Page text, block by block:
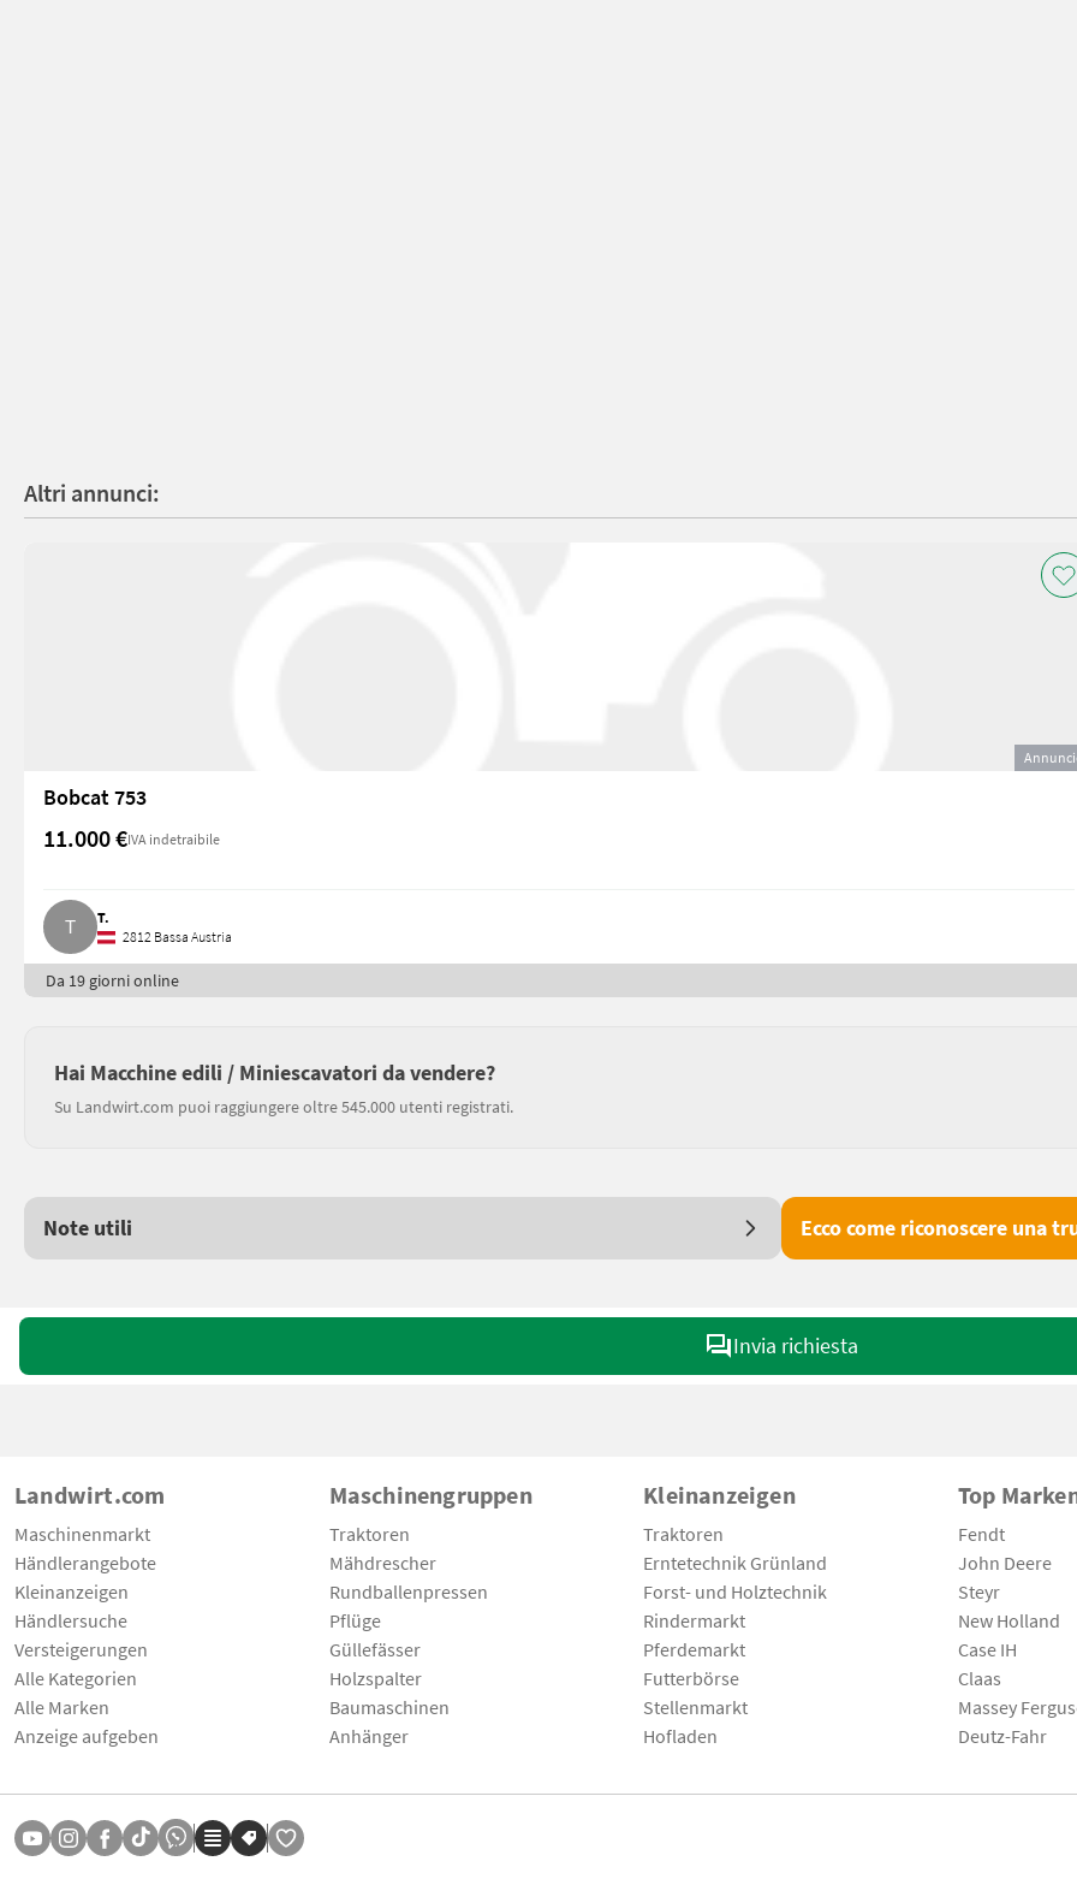
Altri annunci:
Bobcat 753
11.000 €IVA indetraibile
T.
2812 Bassa Austria
Da 19 giorni online
Hai Macchine edili / Miniescavatori da vendere?
Su Landwirt.com puoi raggiungere oltre 545.000 utenti registrati.
Note utili Ecco come riconoscere una
Invia richiesta
Landwirt.com
Maschinenmarkt
Händlerangebote
Kleinanzeigen
Händlersuche
Versteigerungen
Alle Kategorien
Alle Marken
Anzeige aufgeben
Maschinengruppen
Traktoren
Mähdrescher
Rundballenpressen
Pflüge
Güllefässer
Holzspalter
Baumaschinen
Anhänger
Kleinanzeigen
Traktoren
Erntetechnik Grünland
Forst- und Holztechnik
Rindermarkt
Pferdemarkt
Futterbörse
Stellenmarkt
Hofladen
Top
Fendt
John Deere
Steyr
New Holland
Case IH
Claas
Massey
Deutz-Fahr